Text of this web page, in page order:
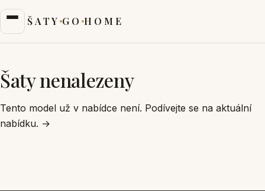
ŠATY GO HOME
Šaty nenalezeny
Tento model už v nabídce není. Podívejte se na aktuální
nabídku. →